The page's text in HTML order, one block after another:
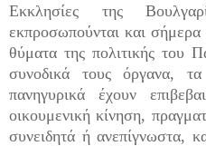
Εκκλησίες της
εκπροσωπούνται και σήμερα
θύματα της πολιτικής του
συνοδικά τους όργανα,
πανηγυρικά έχουν
οικουμενική κίνηση,
συνειδητά ή ανεπίγνωστα,